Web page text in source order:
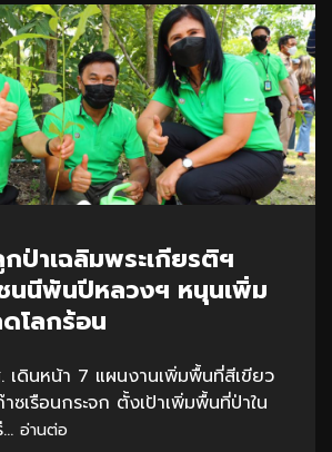
ป่าเฉลิมพระเกียรติฯ
นนีพันปีหลวงฯ หนุนเพิ่ม
โลกร้อน
เดินหน้า 7 แผนงานเพิ่มพื้นที่สีเขียว
ซเรือนกระจก ตั้งเป้าเพิ่มพื้นที่ป่าใน
อ่านต่อ